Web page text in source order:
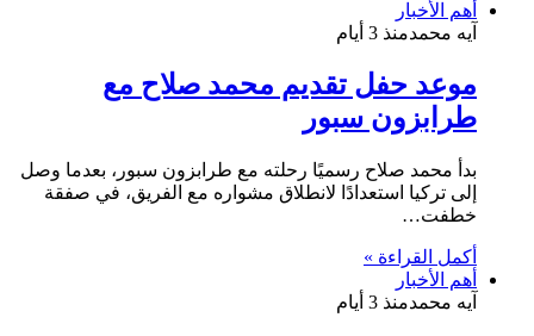
أهم الأخبار
آيه محمدمنذ 3 أيام
موعد حفل تقديم محمد صلاح مع
طرابزون سبور
بدأ محمد صلاح رسميًا رحلته مع طرابزون سبور، بعدما وصل
إلى تركيا استعدادًا لانطلاق مشواره مع الفريق، في صفقة
خطفت…
أكمل القراءة »
أهم الأخبار
آيه محمدمنذ 3 أيام